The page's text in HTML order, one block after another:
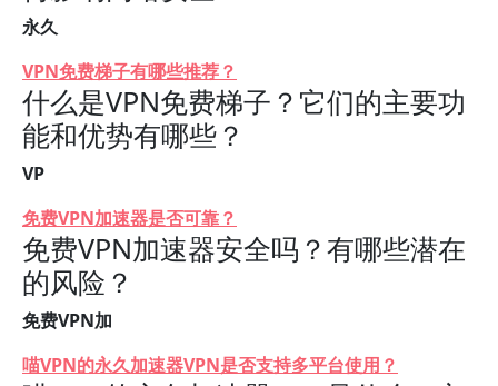
永久
VPN免费梯子有哪些推荐？
什么是VPN免费梯子？它们的主要功
能和优势有哪些？
VP
免费VPN加速器是否可靠？
免费VPN加速器安全吗？有哪些潜在
的风险？
免费VPN加
喵VPN的永久加速器VPN是否支持多平台使用？